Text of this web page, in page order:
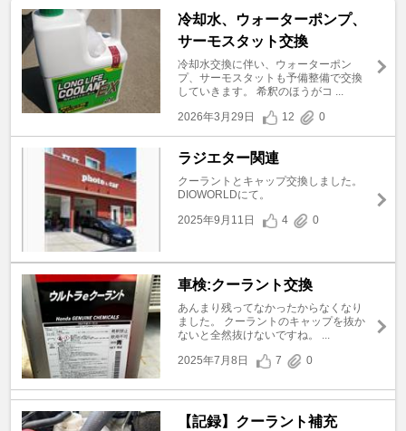
冷却水、ウォーターポンプ、
サーモスタット交換
冷却水交換に伴い、ウォーターポン
プ、サーモスタットも予備整備で交換
していきます。 希釈のほうがコ ...
2026年3月29日
12 0
ラジエター関連
クーラントとキャップ交換しました。
DIOWORLDにて。
2025年9月11日
4 0
車検:クーラント交換
あんまり残ってなかったからなくなり
ました。 クーラントのキャップを抜か
ないと全然抜けないですね。 ...
2025年7月8日
7 0
【記録】クーラント補充